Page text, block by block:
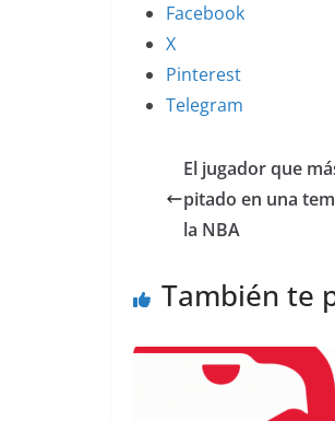
Facebook
X
Pinterest
Telegram
El jugador que
pitado en una
la NBA
También te